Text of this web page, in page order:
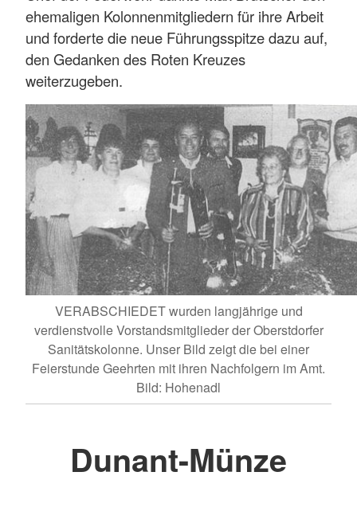
ehemaligen Kolonnenmitgliedern für ihre Arbeit
und forderte die neue Führungsspitze dazu auf,
den Gedanken des Roten Kreuzes
weiterzugeben.
VERABSCHIEDET wurden langjährige und
verdienstvolle Vorstandsmitglieder der Oberstdorfer
Sanitätskolonne. Unser Bild zeigt die bei einer
Feierstunde Geehrten mit ihren Nachfolgern im Amt.
Bild: Hohenadl
Dunant-Münze